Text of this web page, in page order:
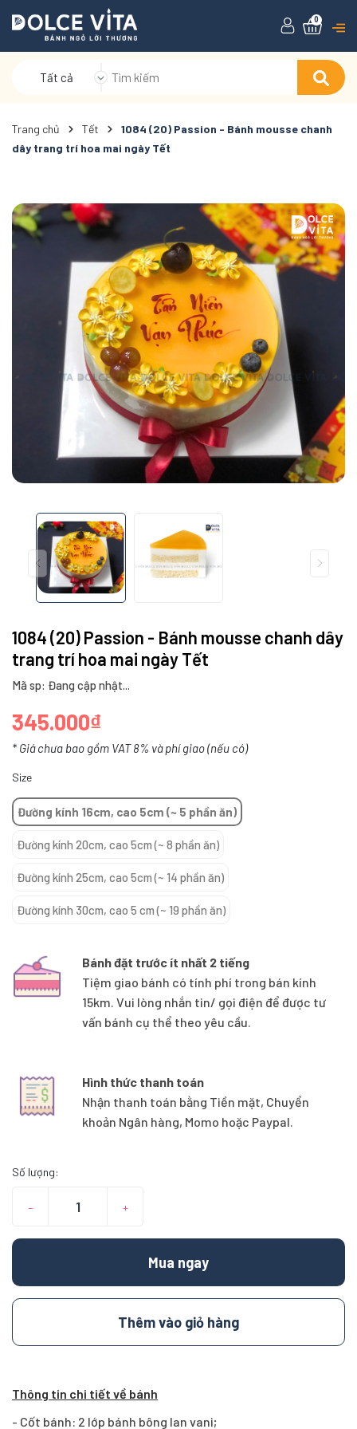
Tất cả
0
Trang chủ Tết
1084 (20) Passion - Bánh mousse chanh
dây trang trí hoa mai ngày Tết
1084 (20) Passion - Bánh mousse chanh dây
trang trí hoa mai ngày Tết
Mã sp: Đang cập nhật...
345.000₫
* Giá chưa bao gồm VAT 8% và phí giao (nếu có)
Size
Đường kính 16cm, cao 5cm (~ 5 phần ăn)
Đường kính 20cm, cao 5cm (~ 8 phần ăn)
Đường kính 25cm, cao 5cm (~ 14 phần ăn)
Đường kính 30cm, cao 5 cm (~ 19 phần ăn)
Bánh đặt trước ít nhất 2 tiếng
Tiệm giao bánh có tính phí trong bán kính
15km. Vui lòng nhắn tin/ gọi điện để được tư
vấn bánh cụ thể theo yêu cầu.
Hình thức thanh toán
Nhận thanh toán bằng Tiền mặt, Chuyển
khoản Ngân hàng, Momo hoặc Paypal.
Số lượng:
– +
Mua ngay
Thêm vào giỏ hàng
Thông tin chi tiết về bánh
- Cốt bánh: 2 lớp bánh bông lan vani;